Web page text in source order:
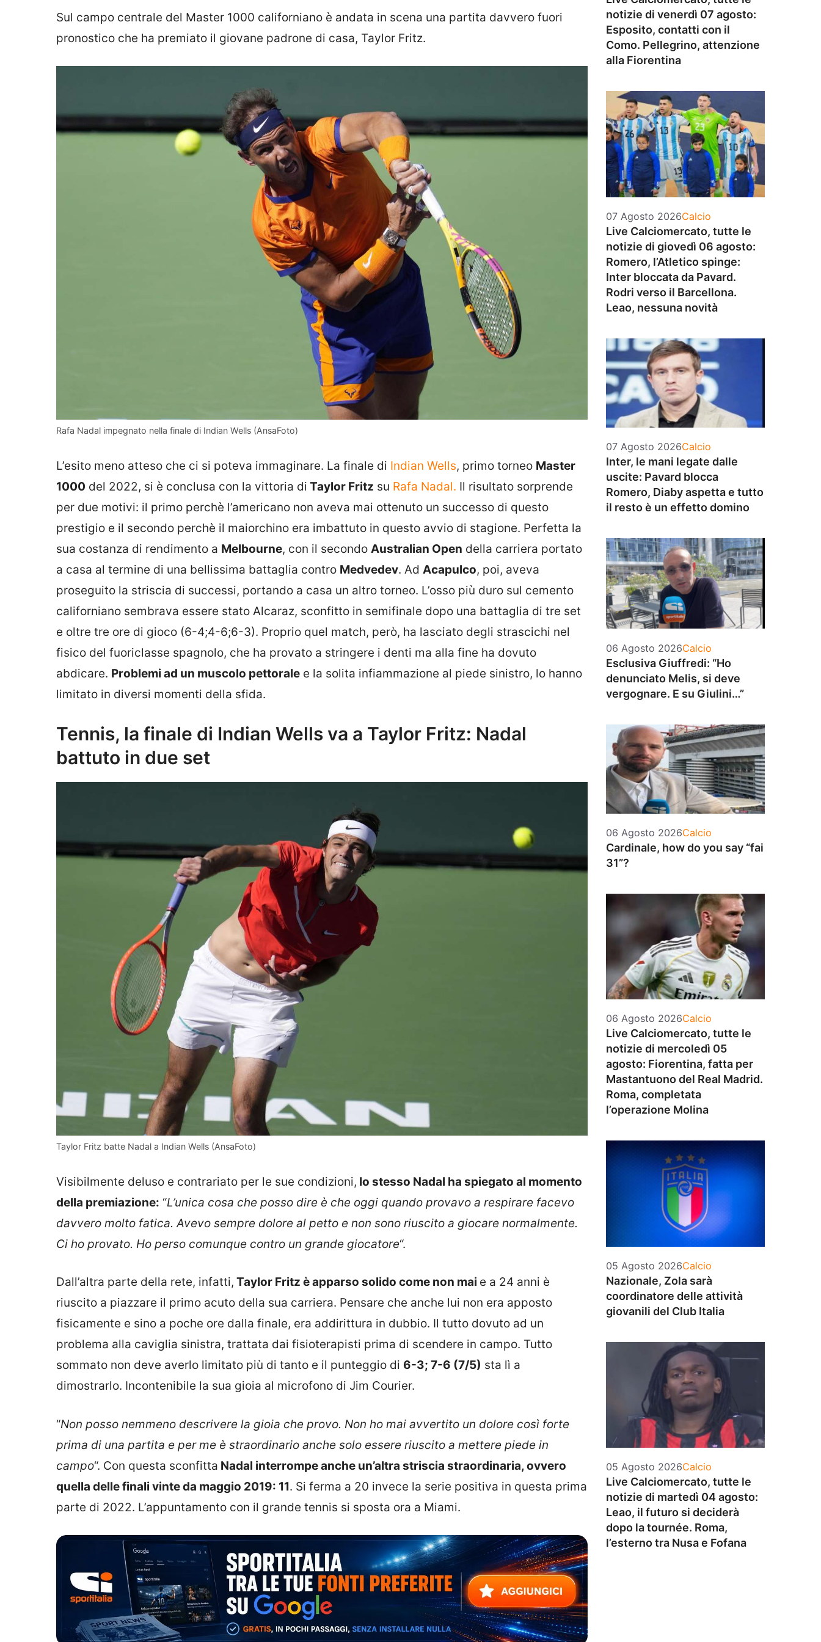
Sul campo centrale del Master 1000 californiano è andata in scena una partita davvero fuori
pronostico che ha premiato il giovane padrone di casa, Taylor Fritz.
Rafa Nadal impegnato nella finale di Indian Wells (AnsaFoto)
L’esito meno atteso che ci si poteva immaginare. La finale di Indian Wells, primo torneo Master
1000 del 2022, si è conclusa con la vittoria di Taylor Fritz su Rafa Nadal. Il risultato sorprende
per due motivi: il primo perchè l’americano non aveva mai ottenuto un successo di questo
prestigio e il secondo perchè il maiorchino era imbattuto in questo avvio di stagione. Perfetta la
sua costanza di rendimento a Melbourne, con il secondo Australian Open della carriera portato
a casa al termine di una bellissima battaglia contro Medvedev. Ad Acapulco, poi, aveva
proseguito la striscia di successi, portando a casa un altro torneo. L’osso più duro sul cemento
californiano sembrava essere stato Alcaraz, sconfitto in semifinale dopo una battaglia di tre set
e oltre tre ore di gioco (6-4;4-6;6-3). Proprio quel match, però, ha lasciato degli strascichi nel
fisico del fuoriclasse spagnolo, che ha provato a stringere i denti ma alla fine ha dovuto
abdicare. Problemi ad un muscolo pettorale e la solita infiammazione al piede sinistro, lo hanno
limitato in diversi momenti della sfida.
Tennis, la finale di Indian Wells va a Taylor Fritz: Nadal
battuto in due set
Taylor Fritz batte Nadal a Indian Wells (AnsaFoto)
Visibilmente deluso e contrariato per le sue condizioni, lo stesso Nadal ha spiegato al momento
della premiazione: “L’unica cosa che posso dire è che oggi quando provavo a respirare facevo
davvero molto fatica. Avevo sempre dolore al petto e non sono riuscito a giocare normalmente.
Ci ho provato. Ho perso comunque contro un grande giocatore“.
Dall’altra parte della rete, infatti, Taylor Fritz è apparso solido come non mai e a 24 anni è
riuscito a piazzare il primo acuto della sua carriera. Pensare che anche lui non era apposto
fisicamente e sino a poche ore dalla finale, era addirittura in dubbio. Il tutto dovuto ad un
problema alla caviglia sinistra, trattata dai fisioterapisti prima di scendere in campo. Tutto
sommato non deve averlo limitato più di tanto e il punteggio di 6-3; 7-6 (7/5) sta lì a
dimostrarlo. Incontenibile la sua gioia al microfono di Jim Courier.
“Non posso nemmeno descrivere la gioia che provo. Non ho mai avvertito un dolore così forte
prima di una partita e per me è straordinario anche solo essere riuscito a mettere piede in
campo“. Con questa sconfitta Nadal interrompe anche un’altra striscia straordinaria, ovvero
quella delle finali vinte da maggio 2019: 11. Si ferma a 20 invece la serie positiva in questa prima
parte di 2022. L’appuntamento con il grande tennis si sposta ora a Miami.
notizie di venerdì 07 agosto:
Esposito, contatti con il
Como. Pellegrino, attenzione
alla Fiorentina
07 Agosto 2026Categorie
Calcio
Live Calciomercato, tutte le
notizie di giovedì 06 agosto:
Romero, l’Atletico spinge:
Inter bloccata da Pavard.
Rodri verso il Barcellona.
Leao, nessuna novità
07 Agosto 2026Categorie
Calcio
Inter, le mani legate dalle
uscite: Pavard blocca
Romero, Diaby aspetta e tutto
il resto è un effetto domino
06 Agosto 2026Categorie
Calcio
Esclusiva Giuffredi: “Ho
denunciato Melis, si deve
vergognare. E su Giulini…”
06 Agosto 2026Categorie
Calcio
Cardinale, how do you say “fai
31”?
06 Agosto 2026Categorie
Calcio
Live Calciomercato, tutte le
notizie di mercoledì 05
agosto: Fiorentina, fatta per
Mastantuono del Real Madrid.
Roma, completata
l’operazione Molina
05 Agosto 2026Categorie
Calcio
Nazionale, Zola sarà
coordinatore delle attività
giovanili del Club Italia
05 Agosto 2026Categorie
Calcio
Live Calciomercato, tutte le
notizie di martedì 04 agosto:
Leao, il futuro si deciderà
dopo la tournée. Roma,
l’esterno tra Nusa e Fofana